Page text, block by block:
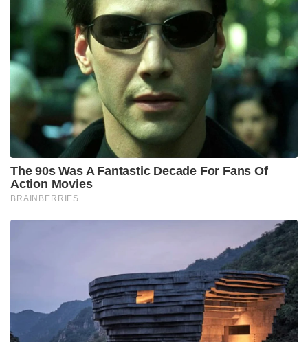
The 90s Was A Fantastic Decade For Fans Of
Action Movies
BRAINBERRIES